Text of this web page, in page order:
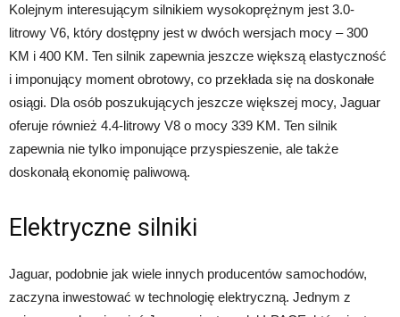
Kolejnym interesującym silnikiem wysokoprężnym jest 3.0-
litrowy V6, który dostępny jest w dwóch wersjach mocy – 300
KM i 400 KM. Ten silnik zapewnia jeszcze większą elastyczność
i imponujący moment obrotowy, co przekłada się na doskonałe
osiągi. Dla osób poszukujących jeszcze większej mocy, Jaguar
oferuje również 4.4-litrowy V8 o mocy 339 KM. Ten silnik
zapewnia nie tylko imponujące przyspieszenie, ale także
doskonałą ekonomię paliwową.
Elektryczne silniki
Jaguar, podobnie jak wiele innych producentów samochodów,
zaczyna inwestować w technologię elektryczną. Jednym z